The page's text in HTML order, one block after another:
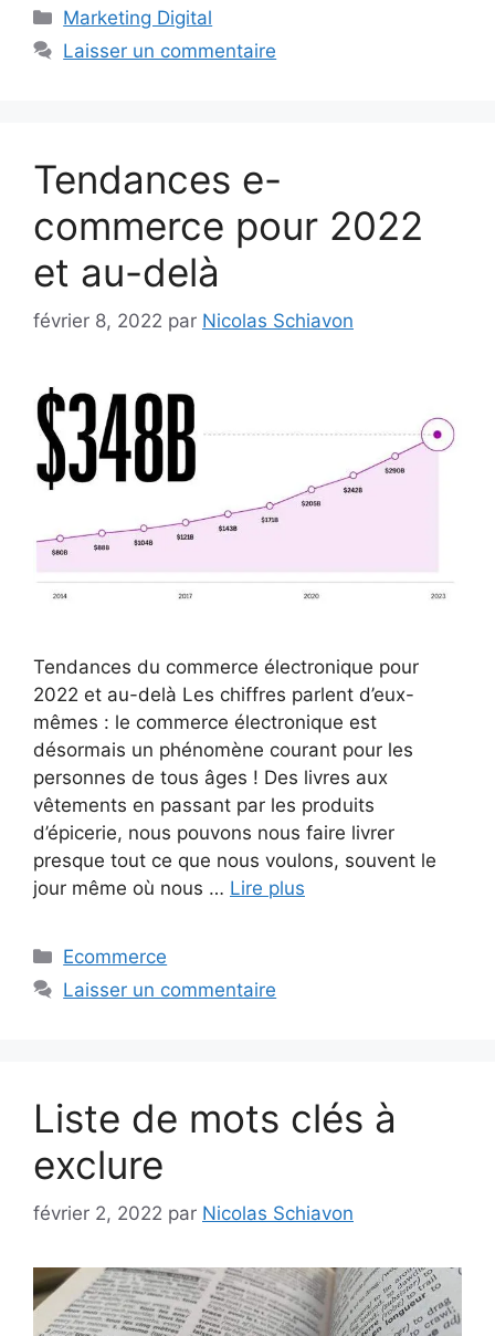
Catégories
Marketing Digital
Laisser un commentaire
Tendances e-
commerce pour 2022
et au-delà
février 8, 2022 par Nicolas Schiavon
Tendances du commerce électronique pour
2022 et au-delà Les chiffres parlent d’eux-
mêmes : le commerce électronique est
désormais un phénomène courant pour les
personnes de tous âges ! Des livres aux
vêtements en passant par les produits
d’épicerie, nous pouvons nous faire livrer
presque tout ce que nous voulons, souvent le
jour même où nous … Lire plus
Catégories
Ecommerce
Laisser un commentaire
Liste de mots clés à
exclure
février 2, 2022 par Nicolas Schiavon